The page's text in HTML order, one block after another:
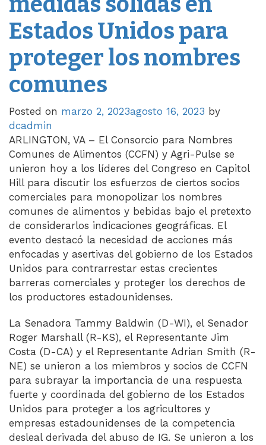
Estados Unidos para
proteger los nombres
comunes
Posted on marzo 2, 2023agosto 16, 2023 by
dcadmin
ARLINGTON, VA – El Consorcio para Nombres
Comunes de Alimentos (CCFN) y Agri-Pulse se
unieron hoy a los líderes del Congreso en Capitol
Hill para discutir los esfuerzos de ciertos socios
comerciales para monopolizar los nombres
comunes de alimentos y bebidas bajo el pretexto
de considerarlos indicaciones geográficas. El
evento destacó la necesidad de acciones más
enfocadas y asertivas del gobierno de los Estados
Unidos para contrarrestar estas crecientes
barreras comerciales y proteger los derechos de
los productores estadounidenses.
La Senadora Tammy Baldwin (D-WI), el Senador
Roger Marshall (R-KS), el Representante Jim
Costa (D-CA) y el Representante Adrian Smith (R-
NE) se unieron a los miembros y socios de CCFN
para subrayar la importancia de una respuesta
fuerte y coordinada del gobierno de los Estados
Unidos para proteger a los agricultores y
empresas estadounidenses de la competencia
desleal derivada del abuso de IG. Se unieron a los